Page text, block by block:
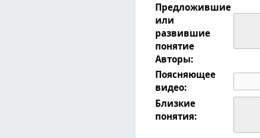
Предложившие
или
развившие
понятие
Авторы:
Поясняющее
видео:
Близкие
понятия: